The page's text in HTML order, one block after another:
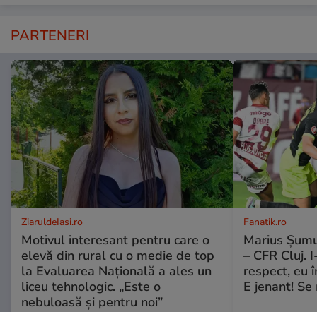
PARTENERI
ZiaruldeIasi.ro
Motivul interesant pentru care o
elevă din rural cu o medie de top
la Evaluarea Națională a ales un
liceu tehnologic. „Este o
nebuloasă și pentru noi”
Fanatik.ro
Marius
– CFR Cluj.
respect, eu
E jenant! Se